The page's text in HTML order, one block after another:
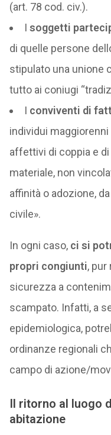
(art. 78 cod. civ.).
I soggetti
di quelle persone
stipulato una unione
tutto ai coniugi
I conviventi di
individui
affettivi di coppia e
materiale, non
affinità o adozione,
civile».
In ogni caso,ci si
propri congiunti,
sicurezza a
scampato. Infatti, a
epidemiologica,
ordinanze regionali
campo di azione/
Il ritorno al luogo
abitazione